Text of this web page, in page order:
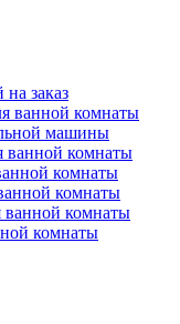
заказ
ванной комнаты
машины
ванной комнаты
комнаты
комнаты
комнаты
комнаты